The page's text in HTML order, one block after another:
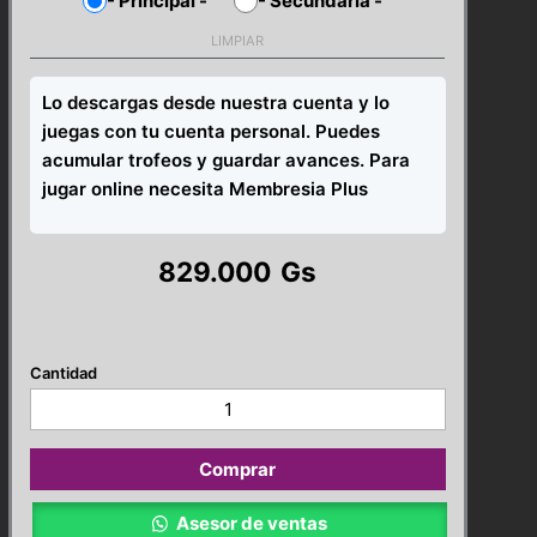
LIMPIAR
Lo descargas desde nuestra cuenta y lo
juegas con tu cuenta personal. Puedes
acumular trofeos y guardar avances. Para
jugar online necesita Membresia Plus
829.000 Gs
Gotham
Deluxe
cantidad
Comprar
Asesor de ventas